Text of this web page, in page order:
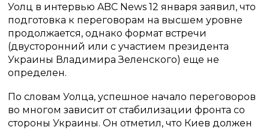
Уолц в интервью ABC News 12 января заявил, что
подготовка к переговорам на высшем уровне
продолжается, однако формат встречи
(двусторонний или с участием президента
Украины Владимира Зеленского) еще не
определен.
По словам Уолца, успешное начало переговоров
во многом зависит от стабилизации фронта со
стороны Украины. Он отметил, что Киев должен